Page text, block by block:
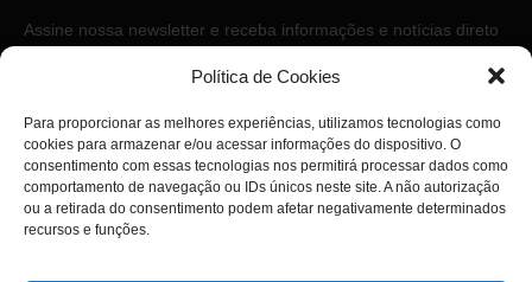
Política de Cookies
Para proporcionar as melhores experiências, utilizamos tecnologias como
cookies para armazenar e/ou acessar informações do dispositivo. O
consentimento com essas tecnologias nos permitirá processar dados como
comportamento de navegação ou IDs únicos neste site. A não autorização
ou a retirada do consentimento podem afetar negativamente determinados
recursos e funções.
Assine nossa newsletter e receba informações e notícias direto